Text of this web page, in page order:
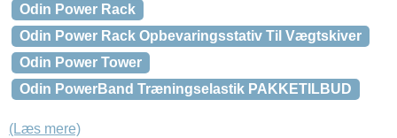
Odin Power Rack
Odin Power Rack Opbevaringsstativ Til Vægtskiver
Odin Power Tower
Odin PowerBand Træningselastik PAKKETILBUD
(Læs mere)